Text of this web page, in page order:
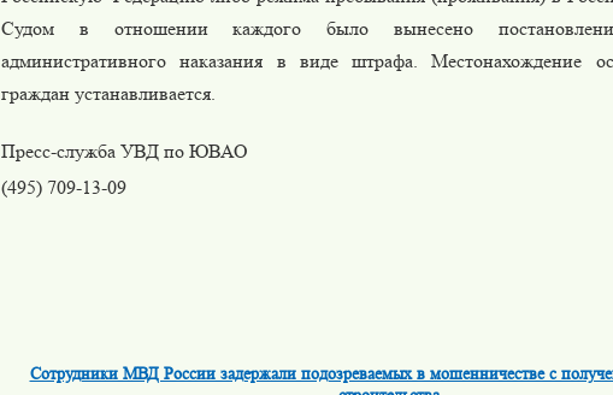
Судом в отношении каждого было вынесено
административного наказания в виде штрафа. Местонахождение
граждан устанавливается.
Пресс-служба УВД по ЮВАО
(495) 709-13-09
Сотрудники МВД России задержали подозреваемых в мошенничестве с